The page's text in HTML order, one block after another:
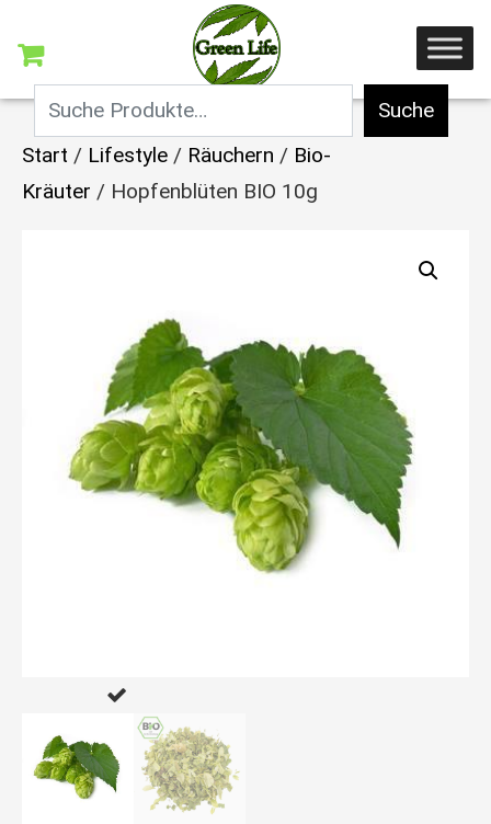
Suche
Start / Lifestyle / Räuchern / Bio-
Kräuter / Hopfenblüten BIO 10g